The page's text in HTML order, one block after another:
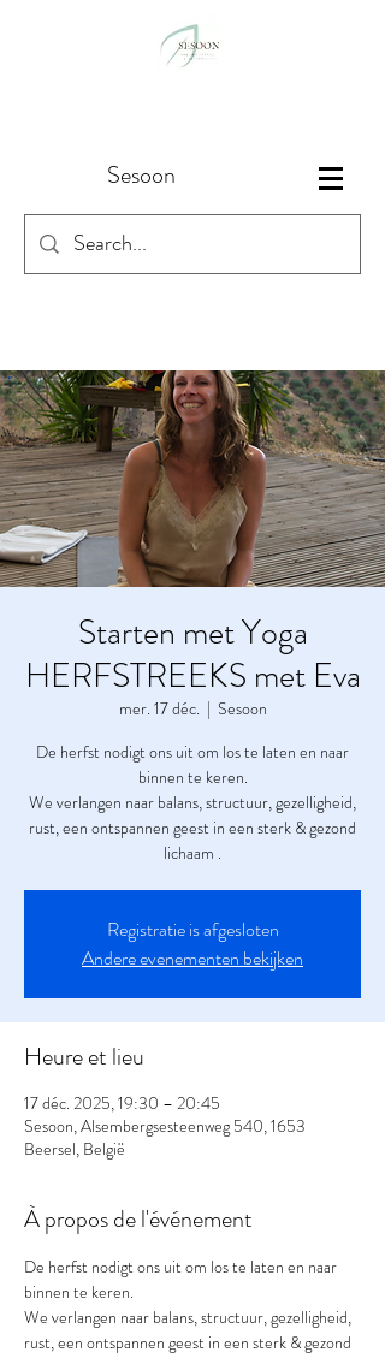
Sesoon
Starten met Yoga
HERFSTREEKS met Eva
mer. 17 déc.
  |
Sesoon
De herfst nodigt ons uit om los te laten en naar
binnen te keren.
We verlangen naar balans, structuur, gezelligheid,
rust, een ontspannen geest in een sterk & gezond
lichaam .
Registratie is afgesloten
Andere evenementen bekijken
Heure et lieu
17 déc. 2025, 19:30 – 20:45
Sesoon, Alsembergsesteenweg 540, 1653
Beersel, België
À propos de l'événement
De herfst nodigt ons uit om los te laten en naar
binnen te keren.
We verlangen naar balans, structuur, gezelligheid,
rust, een ontspannen geest in een sterk & gezond